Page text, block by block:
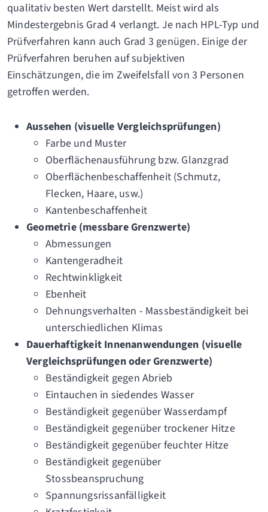
qualitativ besten Wert darstellt. Meist wird als
Mindestergebnis Grad 4 verlangt. Je nach HPL-Typ und
Prüfverfahren kann auch Grad 3 genügen. Einige der
Prüfverfahren beruhen auf subjektiven
Einschätzungen, die im Zweifelsfall von 3 Personen
getroffen werden.
Aussehen (visuelle Vergleichsprüfungen)
Farbe und Muster
Oberflächenausführung bzw. Glanzgrad
Oberflächenbeschaffenheit (Schmutz,
Flecken, Haare, usw.)
Kantenbeschaffenheit
Geometrie (messbare Grenzwerte)
Abmessungen
Kantengeradheit
Rechtwinkligkeit
Ebenheit
Dehnungsverhalten - Massbeständigkeit bei
unterschiedlichen Klimas
Dauerhaftigkeit Innenanwendungen (visuelle
Vergleichsprüfungen oder Grenzwerte)
Beständigkeit gegen Abrieb
Eintauchen in siedendes Wasser
Beständigkeit gegenüber Wasserdampf
Beständigkeit gegenüber trockener Hitze
Beständigkeit gegenüber feuchter Hitze
Beständigkeit gegenüber
Stossbeanspruchung
Spannungsrissanfälligkeit